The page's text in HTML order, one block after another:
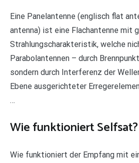
Eine Panelantenne (englisch flat
antenna) ist eine Flachantenne mit
Strahlungscharakteristik, welche
Parabolantennen – durch
sondern durch Interferenz der
Ebene ausgerichteter
…
Wie funktioniert Selfsat?
Wie funktioniert der Empfang mit